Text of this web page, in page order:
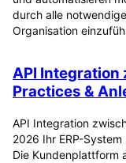
durch alle
Organisation
API Integration
Practices &
API Integration
2026 Ihr ERP-
Die Kundenplattform